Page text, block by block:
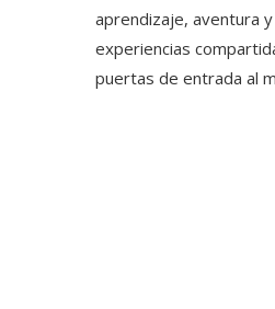
aprendizaje, aventura
experiencias
puertas de entrada al